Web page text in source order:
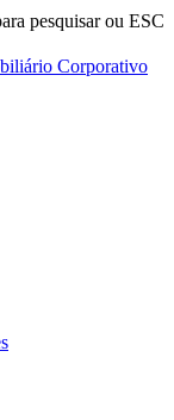
pesquisar ou ESC